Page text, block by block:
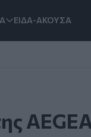
ΕΙΔΑ-ΑΚΟΥΣΑ